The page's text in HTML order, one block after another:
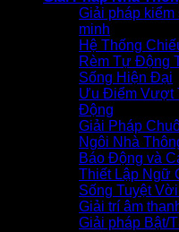
Giải pháp kiểm
minh
Hệ Thống
Rèm Tự Động
Sống Hiện Đại
Ưu Điểm Vượt
Động
Giải Pháp
Ngôi Nhà
Báo Động và
Thiết Lập Ngữ
Sống Tuyệt Vời
Giải trí âm
Giải pháp Bật/